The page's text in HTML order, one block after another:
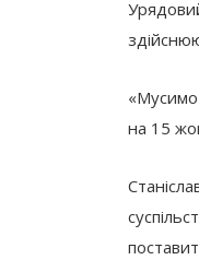
«Мусимо
на 15